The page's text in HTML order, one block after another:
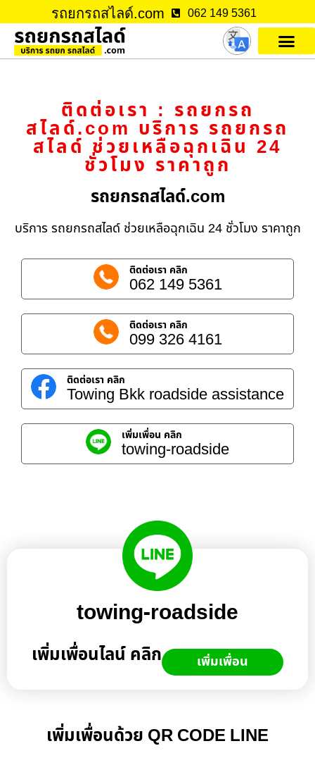
รถยกรถสไลด์.com 062 149 5361
ติดต่อเรา : รถยกรถ
สไลด์.com บริการ รถยกรถ
สไลด์ ช่วยเหลือฉุกเฉิน 24
ชั่วโมง ราคาถูก
รถยกรถสไลด์.com
บริการ รถยกรถสไลด์ ช่วยเหลือฉุกเฉิน 24 ชั่วโมง ราคาถูก
ติดต่อเรา คลิก
062 149 5361
ติดต่อเรา คลิก
099 326 4161
ติดต่อเรา คลิก
Towing Bkk roadside assistance
เพิ่มเพื่อน คลิก
towing-roadside
towing-roadside
เพิ่มเพื่อนไลน์ คลิก เพิ่มเพื่อน
เพิ่มเพื่อนด้วย QR CODE LINE